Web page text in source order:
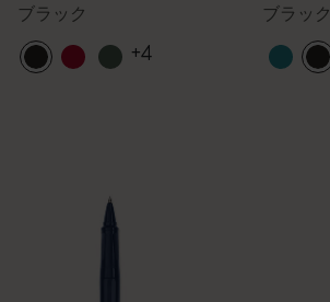
ブラック
+4
ブラック